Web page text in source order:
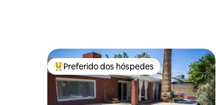
Entre os melhores preferidos dos hóspedes
Preferido dos hóspedes